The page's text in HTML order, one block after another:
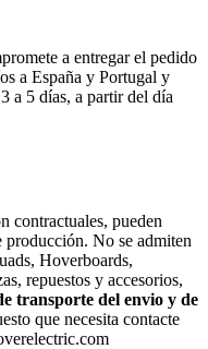
a entregar el pedido
a España y Portugal y
a 5 días, a partir del día
contractuales, pueden
producción. No se admiten
Hoverboards,
repuestos y accesorios,
transporte del envio y de
que necesita contacte